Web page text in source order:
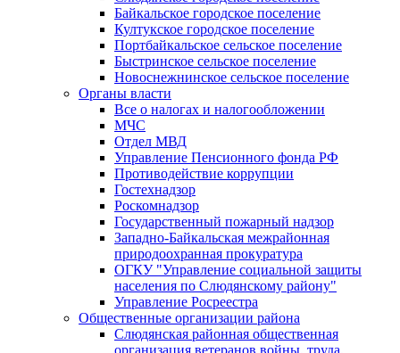
Байкальское городское поселение
Култукское городское поселение
Портбайкальское сельское поселение
Быстринское сельское поселение
Новоснежнинское сельское поселение
Органы власти
Все о налогах и налогообложении
МЧС
Отдел МВД
Управление Пенсионного фонда РФ
Противодействие коррупции
Гостехнадзор
Роскомнадзор
Государственный пожарный надзор
Западно-Байкальская межрайонная
природоохранная прокуратура
ОГКУ "Управление социальной защиты
населения по Слюдянскому району"
Управление Росреестра
Общественные организации района
Слюдянская районная общественная
организация ветеранов войны, труда,